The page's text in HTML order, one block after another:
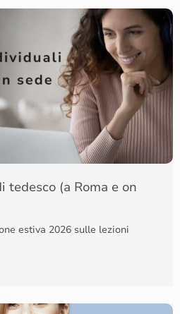
(a Roma e on
estiva 2026 sulle lezioni